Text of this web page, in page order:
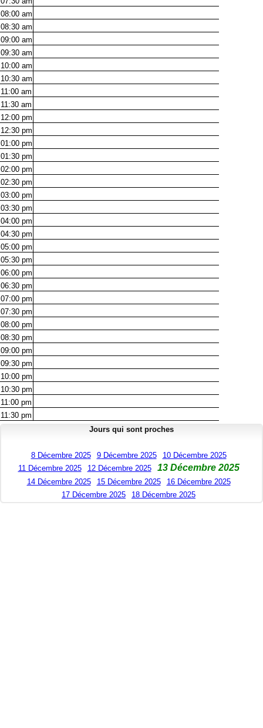
08:00 am
08:30 am
09:00 am
09:30 am
10:00 am
10:30 am
11:00 am
11:30 am
12:00 pm
12:30 pm
01:00 pm
01:30 pm
02:00 pm
02:30 pm
03:00 pm
03:30 pm
04:00 pm
04:30 pm
05:00 pm
05:30 pm
06:00 pm
06:30 pm
07:00 pm
07:30 pm
08:00 pm
08:30 pm
09:00 pm
09:30 pm
10:00 pm
10:30 pm
11:00 pm
11:30 pm
Jours qui sont proches
8 Décembre 2025 9 Décembre 2025
10 Décembre 2025
11 Décembre 2025
12 Décembre 2025 13 Décembre 2025
14 Décembre 2025 15 Décembre 2025
16 Décembre 2025
17 Décembre 2025
18 Décembre 2025